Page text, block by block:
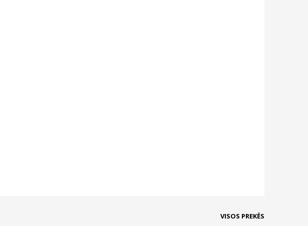
VISOS PREKĖS